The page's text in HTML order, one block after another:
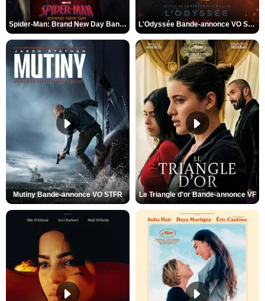
Spider-Man: Brand New Day Bande-annonce VO STFR L'Odyssée Bande-annonce VO STFR
Mutiny Bande-annonce VO STFR Le Triangle d'or Bande-annonce VF